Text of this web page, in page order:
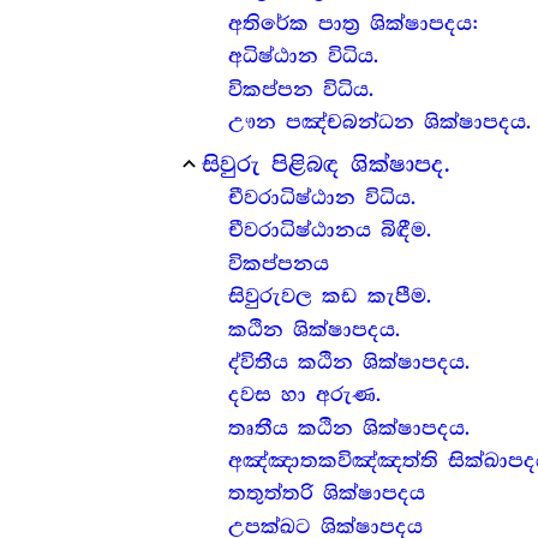
අතිරේක පාත්‍ර‍ ශික්ෂාපදය:
අධිෂ්ඨාන විධිය.
විකප්පන විධිය.
ඌන පඤ්චබන්ධන ශික්ෂාපදය.
expand_less සිවුරු පිළිබඳ ශික්ෂාපද.
චීවරාධිෂ්ඨාන විධිය.
චීවරාධිෂ්ඨානය බිඳීම.
විකප්පනය
සිවුරුවල කඩ කැපීම.
කඨින ශික්ෂාපදය.
ද්විතීය කඨින ශික්ෂාපදය.
දවස හා අරුණ.
තෘතීය කඨින ශික්ෂාපදය.
අඤ්ඤාතකවිඤ්ඤත්ති
තතුත්තරි ශික්ෂාපදය
උපක්ඛට ශික්ෂාපදය